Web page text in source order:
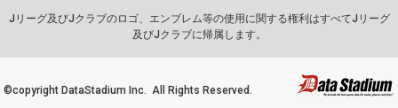
Jリーグ及びJクラブのロゴ、エンブレム等の使用に関する権利はすべてJリーグ
及びJクラブに帰属します。
©copyright DataStadium Inc. All Rights Reserved.